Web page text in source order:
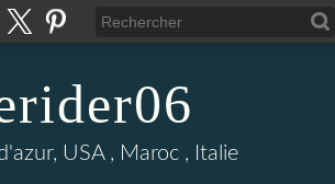
USA , Maroc , Italie